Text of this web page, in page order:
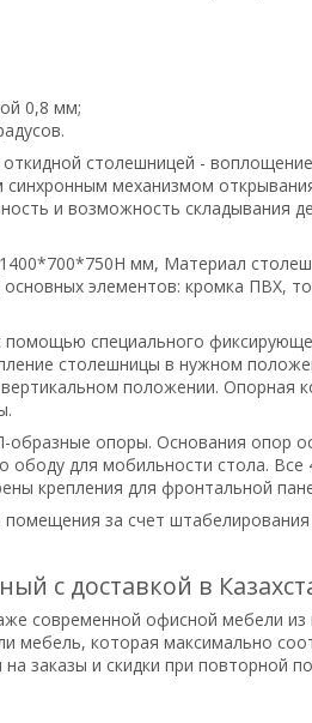
0,8 мм;
столешницей -
механизмом
и возможность складывания
мм, Материал
элементов: кромка ПВХ,
специального
столешницы в нужном
положении. Опорная
образные опоры. Основания опор
для мобильности стола. Все
крепления для фронтальной
за счет штабелирования
с доставкой в
современной офисной мебели
мебель, которая максимально
заказы и скидки при повторной